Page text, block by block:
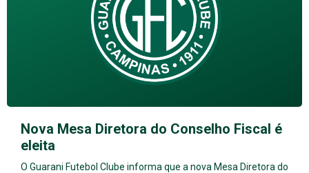
Nova Mesa Diretora do Conselho Fiscal é
eleita
O Guarani Futebol Clube informa que a nova Mesa Diretora do